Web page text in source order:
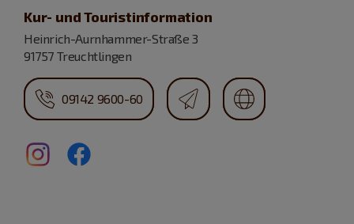
Kur- und Touristinformation
Heinrich-Aurnhammer-Straße 3
91757 Treuchtlingen
09142 9600-60